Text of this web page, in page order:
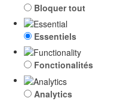
Bloquer tout
Essentiels
Fonctionalités
Analytics